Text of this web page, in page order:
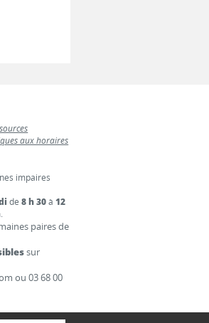
aux horaires
impaires
de8 h 30à12
.
paires de
sur
ou 03 68 00